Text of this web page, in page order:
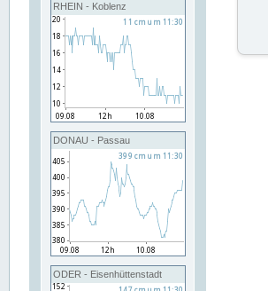
RHEIN - Koblenz
DONAU - Passau
ODER - Eisenhüttenstadt